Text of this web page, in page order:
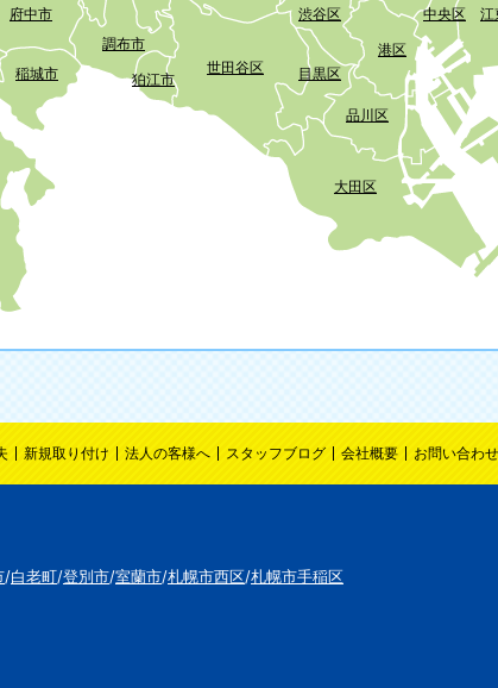
江
中央区
港区
渋谷区
目黒区
品川区
大田区
世田谷区
狛江市
調布市
府中市
稲城市
新規取り付け 法人の客様へ スタッフブログ 会社概要 お問い合わ
/白老町/登別市/室蘭市/札幌市西区/札幌市手稲区